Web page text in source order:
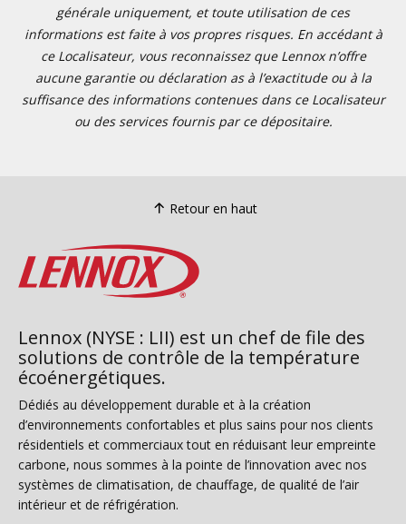
générale uniquement, et toute utilisation de ces
informations est faite à vos propres risques. En accédant à
ce Localisateur, vous reconnaissez que Lennox n’offre
aucune garantie ou déclaration as à l’exactitude ou à la
suffisance des informations contenues dans ce Localisateur
ou des services fournis par ce dépositaire.
Retour en haut
Lennox (NYSE : LII) est un chef de file des
solutions de contrôle de la température
écoénergétiques.
Dédiés au développement durable et à la création
d’environnements confortables et plus sains pour nos clients
résidentiels et commerciaux tout en réduisant leur empreinte
carbone, nous sommes à la pointe de l’innovation avec nos
systèmes de climatisation, de chauffage, de qualité de l’air
intérieur et de réfrigération.